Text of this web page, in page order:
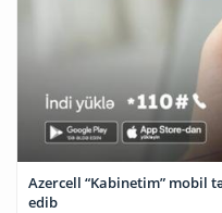
Azercell “Kabinetim” mobil
edib